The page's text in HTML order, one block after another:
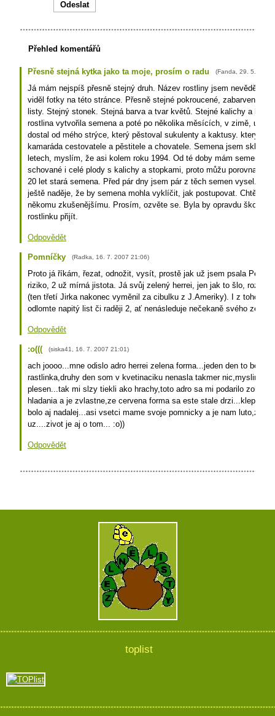
Přehled komentářů
Přesně stejná kytka jako ta moje, prosím o radu (Fanda 29. 5. 2016
Já mám nejspíš přesně stejný druh. Název rostliny jsem nevěděl až
viděl fotky na této stránce. Přesně stejné pokroucené, zabarvené,
listy. Stejný stonek. Stejná barva a tvar květů. Stejné kalichy a
rostlina vytvořila semena a poté po několika měsících, v zimě,
dostal od mého strýce, který pěstoval sukulenty a kaktusy. který ji
kamaráda cestovatele a pěstitele a chovatele. Semena jsem sklidil
letech, myslím, že asi kolem roku 1994. Od té doby mám semena
schované i celé plody s kalichy a stopkami, proto můžu porovnat s
20 let stará semena. Před pár dny jsem pár z těch semen vysel.
ještě naděje, že by semena mohla vyklíčit, jak postupovat. Chtěl
někomu zkušenějšímu. Prosím, ozvěte se. Byla by opravdu škoda o
rostlinku přijít.
Odpovědět
Pomníčky (Radka 16. 7. 2007 21:06)
Proto já říkám, řezat, odnožit, vysít, prostě jak už jsem psala
riziko, 2 už mírná jistota. Já svůj zelený herrei, jen jak to šlo,
(ten třetí Jirka nakonec vyměnil za cibulku z J.Ameriky). I z toho
odlomte napitý list či raději 2, ať nenásleduje nečekaně svého
Odpovědět
:o((( (siska41 16. 7. 2007 21:01)
ach joooo...mne odislo adro herrei zelena forma...jeden den to bola
rastlinka,druhy den som v kvetinaciku nenasla takmer nic,myslim,ze
plesen...tak mi slzy tiekli ako hrachy,toto adro sa mi podarilo zohnat
hladania a je zvlastne,ze cervena forma sa este stale drzi...klepem
bolo aj nadalej...asi vsetci mame svoje pomnicky a je nam luto,ze
uz....zivot je aj o tom... :o))
Odpovědět
toplist